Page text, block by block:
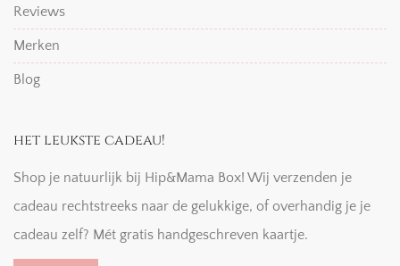
Reviews
Merken
Blog
het leukste cadeau!
Shop je natuurlijk bij Hip&Mama Box! Wij verzenden je
cadeau rechtstreeks naar de gelukkige, of overhandig je je
cadeau zelf? Mét gratis handgeschreven kaartje.